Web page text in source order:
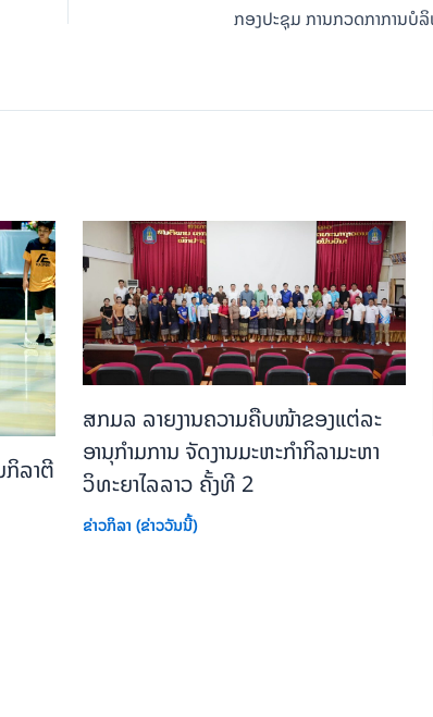
ກິລາຕີ
ສກມລ ລາຍງານຄວາມຄືບໜ້າຂອງແຕ່ລະ
ອານຸກຳມການ ຈັດງານມະຫະກຳກິລາມະຫາ
ວິທະຍາໄລລາວ ຄັ້ງທີ 2
ຂ່າວກິລາ (ຂ່າວວັນນີ້)